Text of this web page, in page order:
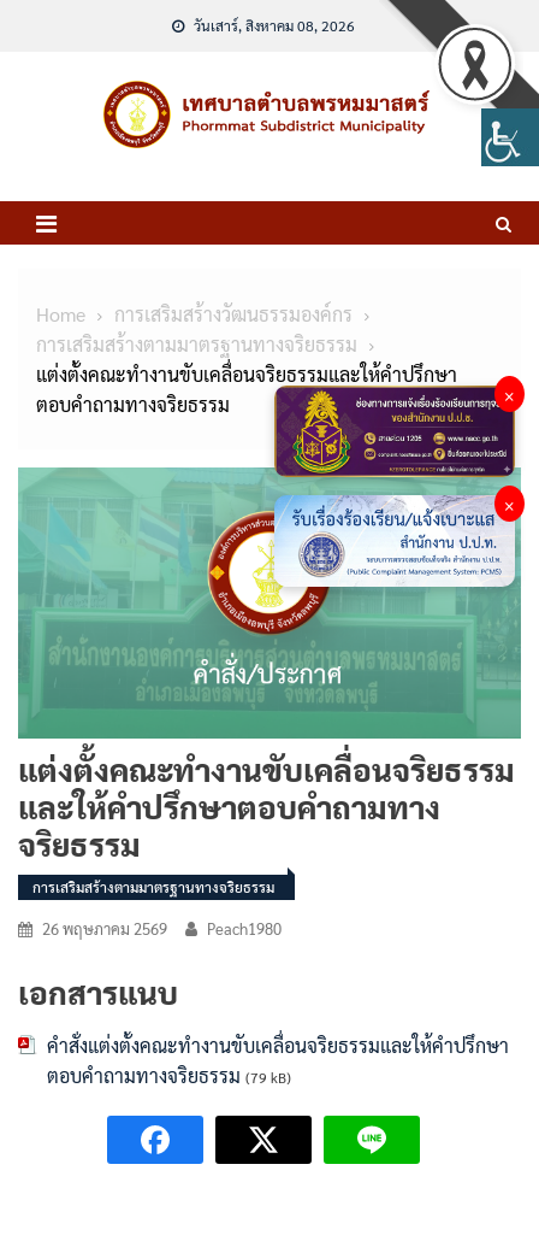
วันเสาร์, สิงหาคม 08, 2026
Home
การเสริมสร้างวัฒนธรรมองค์กร
การเสริมสร้างตามมาตรฐานทางจริยธรรม
แต่งตั้งคณะทำงานขับเคลื่อนจริยธรรมและให้คำปรึกษา
ตอบคำถามทางจริยธรรม
แต่งตั้งคณะทำงานขับเคลื่อนจริยธรรม
และให้คำปรึกษาตอบคำถามทาง
จริยธรรม
การเสริมสร้างตามมาตรฐานทางจริยธรรม
26 พฤษภาคม 2569 Peach1980
เอกสารแนบ
คำสั่งแต่งตั้งคณะทำงานขับเคลื่อนจริยธรรมและให้คำปรึกษา
ตอบคำถามทางจริยธรรม (79 kB)
×
×